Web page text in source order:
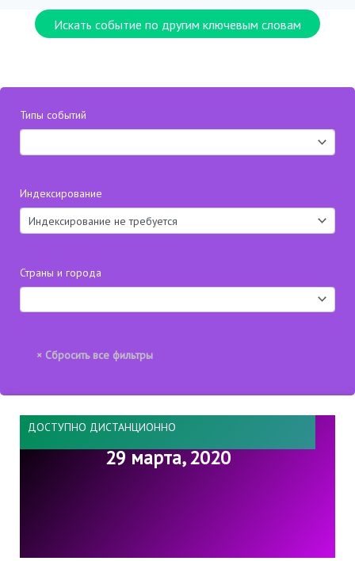
Искать событие по другим ключевым словам
Типы событий
Индексирование
Страны и города
ДОСТУПНО ДИСТАНЦИОННО
29 марта, 2020